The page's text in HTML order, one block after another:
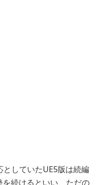
予定だったUE5リマスタ
- 国内・海外ゲー